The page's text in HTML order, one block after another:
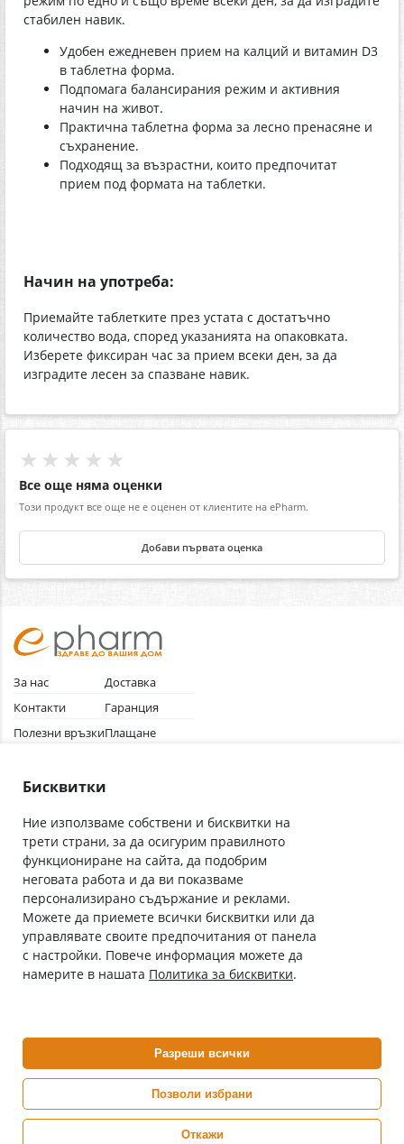
стабилен навик.
Удобен ежедневен прием на калций и витамин D3
в таблетна форма.
Подпомага балансирания режим и активния
начин на живот.
Практична таблетна форма за лесно пренасяне и
съхранение.
Подходящ за възрастни, които предпочитат
прием под формата на таблетки.
Начин на употреба:
Приемайте таблетките през устата с достатъчно
количество вода, според указанията на опаковката.
Изберете фиксиран час за прием всеки ден, за да
изградите лесен за спазване навик.
★★★★★
Все още няма оценки
Този продукт все още не е оценен от клиентите на ePharm.
Добави първата оценка
За нас
Контакти
Полезни връзки
Общи условия
Доставка
Гаранция
Плащане
Абонирай се за нашия бюлетин
С абонамента се съгласявам сПолитиката за лични данни.
Онлайн аптека, част от аптеки „Ванчева“
ePharm е лицензирана онлайн аптека от
Изпълнителна Агенция по Лекарствата
Бисквитки
Ние използваме собствени и бисквитки на
трети страни, за да осигурим правилното
функциониране на сайта, да подобрим
неговата работа и да ви показваме
персонализирано съдържание и реклами.
Можете да приемете всички бисквитки или да
управлявате своите предпочитания от панела
с настройки. Повече информация можете да
намерите в нашата Политика за бисквитки.
Разреши всички
Позволи избрани
Откажи